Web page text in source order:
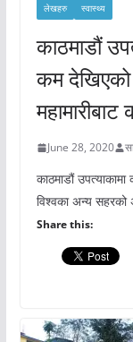
लेखहरु स्वास्थ्य
काठमाडौं
कम देखिएको
June 28, 2020
काठमाडौं
विश्वका अन्य सहरको
Share this: